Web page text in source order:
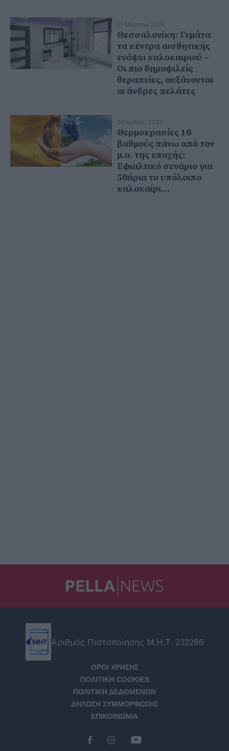
17 Μαρτίου 2025
Θεσσαλονίκη: Γεμάτα
τα κέντρα αισθητικής
ενόψει καλοκαιριού –
Οι πιο δημοφιλείς
θεραπείες, αυξάνονται
οι άνδρες πελάτες
01 Ιουλίου 2024
Θερμοκρασίες 10
βαθμούς πάνω από τον
μ.ο. της εποχής:
Εφιαλτικό σενάριο για
50άρια το υπόλοιπο
καλοκαίρι…
Αριθμός Πιστοποίησης Μ.Η.Τ. 232266
ΟΡΟΙ ΧΡΗΣΗΣ
ΠΟΛΙΤΙΚΗ COOKIES
ΠΟΛΙΤΙΚΗ ΔΕΔΟΜΕΝΩΝ
ΔΗΛΩΣΗ ΣΥΜΜΟΡΦΩΣΗΣ
ΕΠΙΚΟΙΝΩΝΙΑ